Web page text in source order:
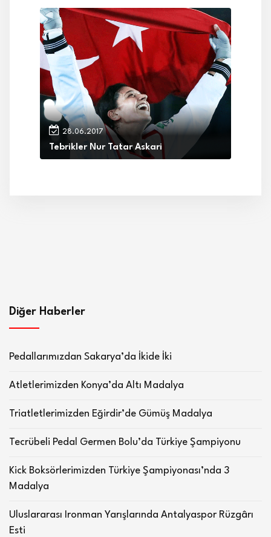
28.06.2017
Tebrikler Nur Tatar Askari
Diğer Haberler
Pedallarımızdan Sakarya’da İkide İki
Atletlerimizden Konya’da Altı Madalya
Triatletlerimizden Eğirdir’de Gümüş Madalya
Tecrübeli Pedal Germen Bolu’da Türkiye Şampiyonu
Kick Boksörlerimizden Türkiye Şampiyonası’nda 3
Madalya
Uluslararası Ironman Yarışlarında Antalyaspor Rüzgârı
Esti